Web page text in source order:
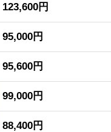
123,600円
95,000円
95,600円
99,000円
88,400円